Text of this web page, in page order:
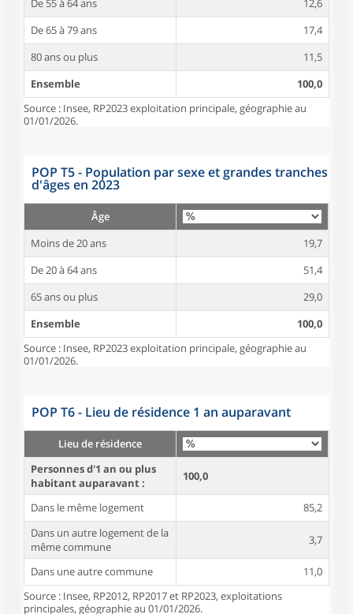
De 55 à 64 ans
12,6
De 65 à 79 ans
17,4
80 ans ou plus
11,5
Ensemble
100,0
Source : Insee, RP2023 exploitation principale, géographie au
01/01/2026.
POP T5 - Population par sexe et grandes tranches
d'âges en 2023
Âge
Moins de 20 ans
19,7
De 20 à 64 ans
51,4
65 ans ou plus
29,0
Ensemble
100,0
Source : Insee, RP2023 exploitation principale, géographie au
01/01/2026.
POP T6 - Lieu de résidence 1 an auparavant
Lieu de résidence
Personnes d'1 an ou plus
habitant auparavant :
100,0
Dans le même logement
85,2
Dans un autre logement de la
même commune
3,7
Dans une autre commune
11,0
Source : Insee, RP2012, RP2017 et RP2023, exploitations
principales, géographie au 01/01/2026.